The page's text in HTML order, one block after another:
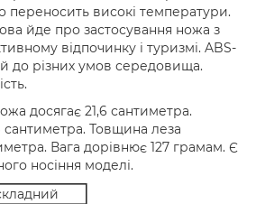
переносить високі температури.
йде про застосування ножа з
відпочинку і туризмі. ABS-
до різних умов середовища.
досягає 21,6 сантиметра.
Товщина леза
Вага дорівнює 127 грамам. Є
носіння моделі.